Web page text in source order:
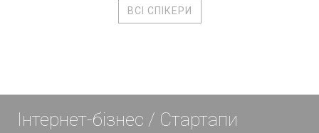
ВСІ СПІКЕРИ
Інтернет-бізнес / Стартапи